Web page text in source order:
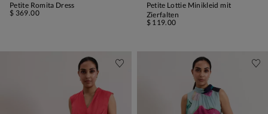
Petite Romita Dress
$ 369.00
Petite Lottie Minikleid mit
Zierfalten
$ 119.00